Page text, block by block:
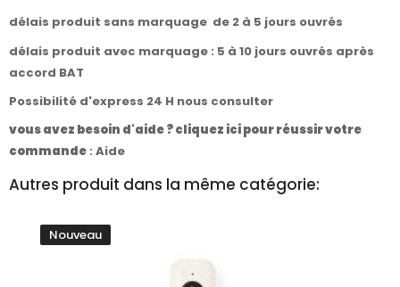
délais produit sans marquage de 2 à 5 jours ouvrés
délais produit avec marquage : 5 à 10 jours ouvrés après
accord BAT
Possibilité d'express 24 H nous consulter
vous avez besoin d'aide ? cliquez ici pour réussir votre
commande : Aide
Autres produit dans la même catégorie:
Nouveau